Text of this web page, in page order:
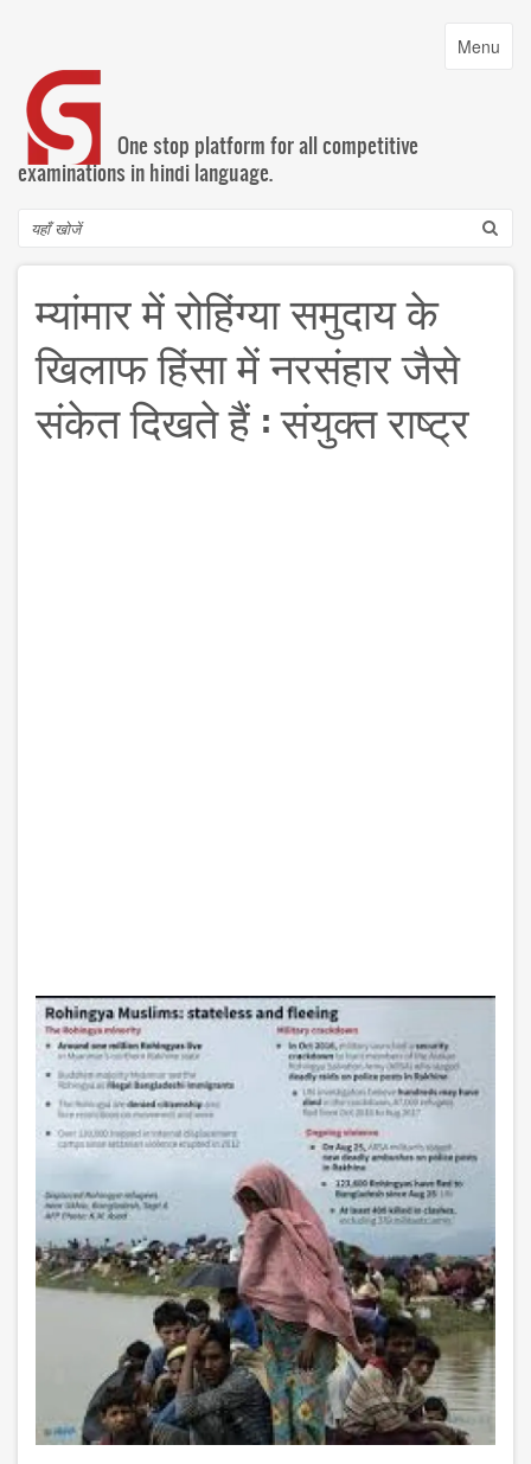
content
Toggle
Menu
One stop platform for all competitive
examinations in hindi language.
Search
म्यांमार में रोहिंग्या समुदाय के
खिलाफ हिंसा में नरसंहार जैसे
संकेत दिखते हैं : संयुक्त राष्ट्र